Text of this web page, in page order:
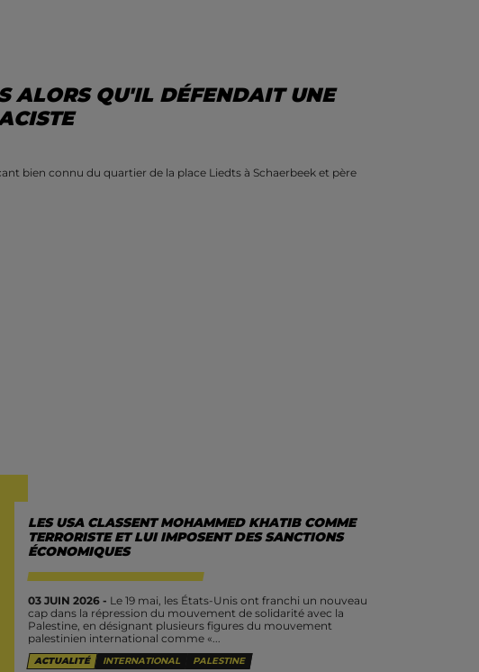
ALORS QU'IL DÉFENDAIT UNE
bien connu du quartier de la place Liedts à Schaerbeek et père
LES USA CLASSENT MOHAMMED KHATIB COMME
TERRORISTE ET LUI IMPOSENT DES SANCTIONS
ÉCONOMIQUES
03 JUIN 2026 - Le 19 mai, les États-Unis ont franchi un nouveau
cap dans la répression du mouvement de solidarité avec la
Palestine, en désignant plusieurs figures du mouvement
palestinien international comme «...
ACTUALITÉ INTERNATIONAL PALESTINE